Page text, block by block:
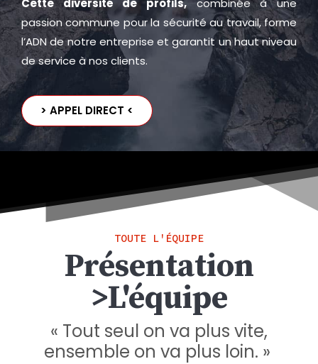
passion commune pour la sécurité au travail, forme
l’ADN de notre entreprise et garantit un haut niveau
de service à nos clients.
> APPEL DIRECT <
TOUTE L'ÉQUIPE
Présentation
>L'équipe
« Tout seul on va plus vite,
ensemble on va plus loin. »